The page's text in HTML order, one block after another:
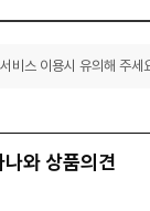
비스 이용시 유의해 주세
나와 상품의견